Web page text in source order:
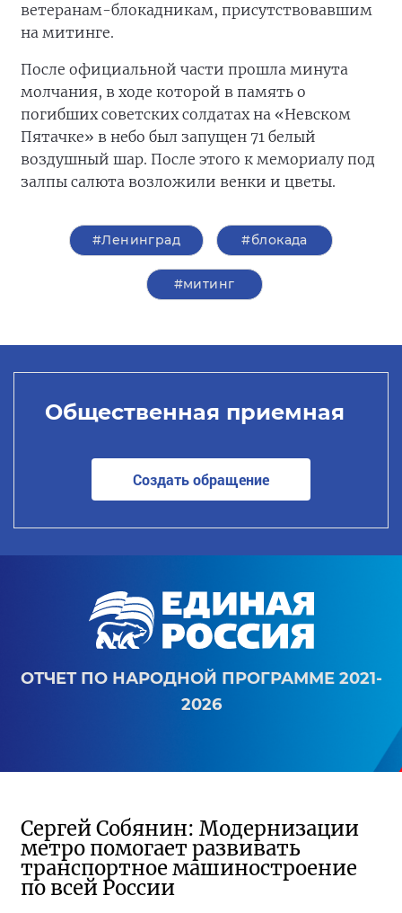
ветеранам-блокадникам, присутствовавшим
на митинге.
После официальной части прошла минута
молчания, в ходе которой в память о
погибших советских солдатах на «Невском
Пятачке» в небо был запущен 71 белый
воздушный шар. После этого к мемориалу под
залпы салюта возложили венки и цветы.
#Ленинград #блокада
#митинг
Общественная приемная
Создать обращение
ОТЧЕТ ПО НАРОДНОЙ ПРОГРАММЕ 2021-
2026
Сергей Собянин: Модернизации
метро помогает развивать
транспортное машиностроение
по всей России